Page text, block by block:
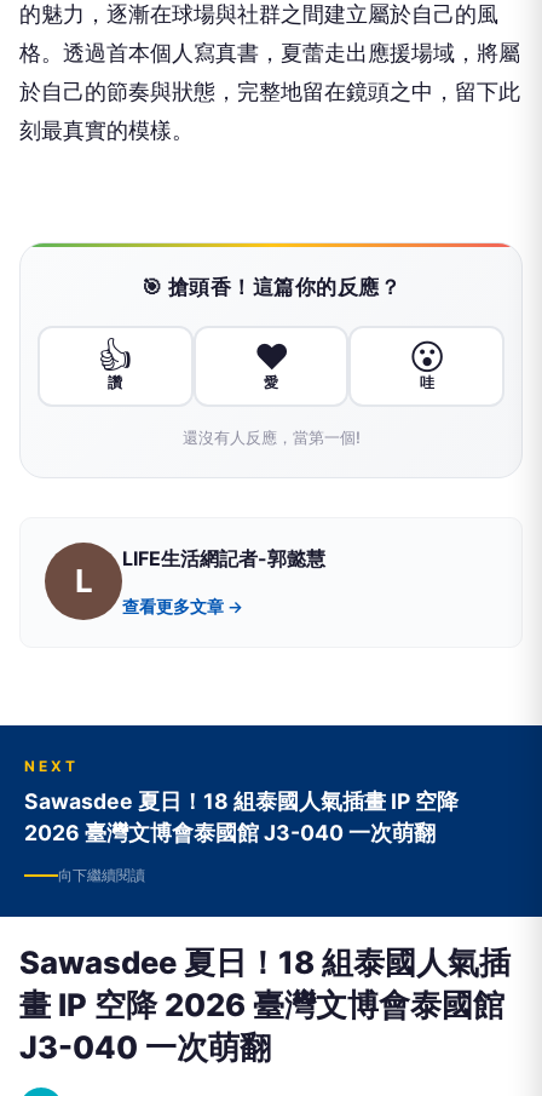
的魅力，逐漸在球場與社群之間建立屬於自己的風
格。透過首本個人寫真書，夏蕾走出應援場域，將屬
於自己的節奏與狀態，完整地留在鏡頭之中，留下此
刻最真實的模樣。
🎯 搶頭香！這篇你的反應？
👍
讚
❤️
愛
😮
哇
還沒有人反應，當第一個!
L
LIFE生活網記者-郭懿慧
查看更多文章 →
NEXT
Sawasdee 夏日！18 組泰國人氣插畫 IP 空降
2026 臺灣文博會泰國館 J3-040 一次萌翻
向下繼續閱讀
Sawasdee 夏日！18 組泰國人氣插
畫 IP 空降 2026 臺灣文博會泰國館
J3-040 一次萌翻